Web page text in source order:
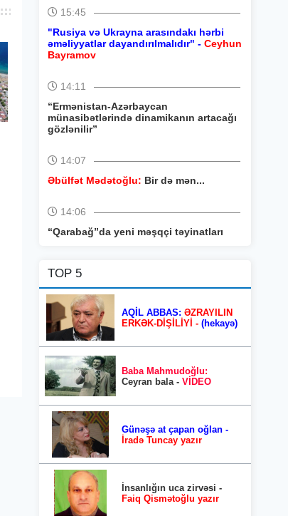
15:45
"Rusiya və Ukrayna arasındakı hərbi
əməliyyatlar dayandırılmalıdır" - Ceyhun
Bayramov
14:11
“Ermənistan-Azərbaycan
münasibətlərində dinamikanın artacağı
gözlənilir”
14:07
Əbülfət Mədətoğlu: Bir də mən...
14:06
“Qarabağ”da yeni məşqçi təyinatları
TOP 5
AQİL ABBAS: ƏZRAYILIN
ERKƏK-DİŞİLİYİ - (hekayə)
Baba Mahmudoğlu:
Ceyran bala - VİDEO
Günəşə at çapan oğlan -
İradə Tuncay yazır
İnsanlığın uca zirvəsi -
Faiq Qismətoğlu yazır